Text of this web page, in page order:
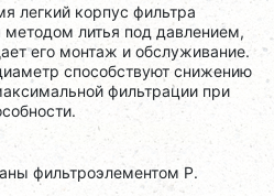
легкий корпус фильтра
литья под давлением,
его монтаж и обслуживание.
способствуют снижению
фильтрации при
фильтроэлементом P.